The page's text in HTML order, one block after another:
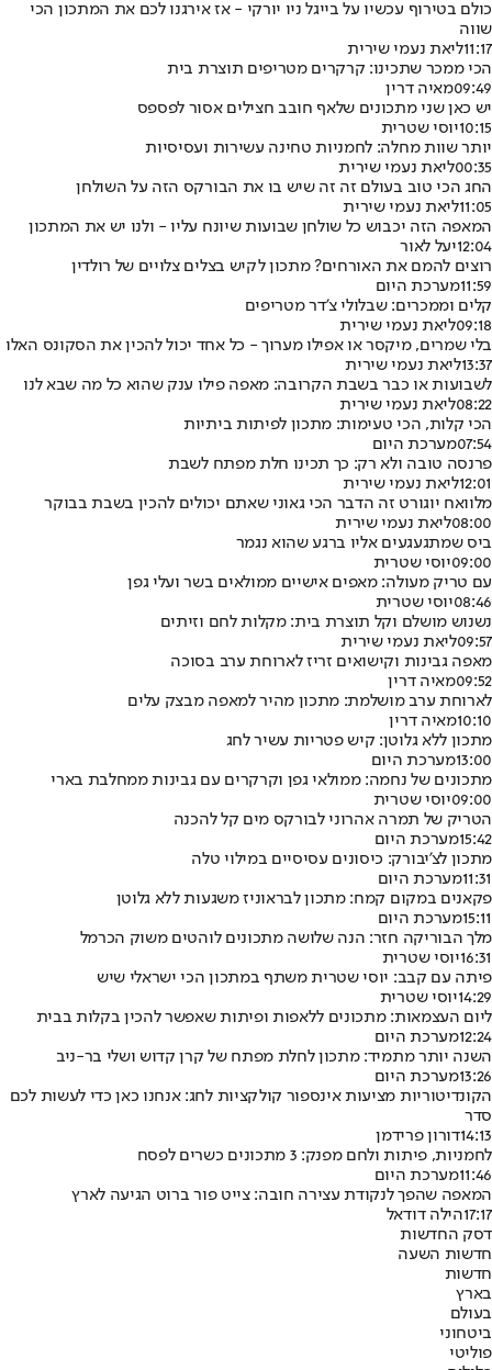
כולם בטירוף עכשיו על בייגל ניו יורקי - אז אירגנו לכם את המתכון הכי
שווה
11:17ליאת נעמי שירית
הכי ממכר שתכינו: קרקרים מטריפים תוצרת בית
09:49מאיה דרין
יש כאן שני מתכונים שלאף חובב חצילים אסור לפספס
10:15יוסי שטרית
יותר שוות מחלה: לחמניות טחינה עשירות ועסיסיות
00:35ליאת נעמי שירית
החג הכי טוב בעולם זה זה שיש בו את הבורקס הזה על השולחן
11:05ליאת נעמי שירית
המאפה הזה יכבוש כל שולחן שבועות שיונח עליו - ולנו יש את המתכון
12:04יעל לאור
רוצים להמם את האורחים? מתכון לקיש בצלים צלויים של רולדין
11:59מערכת היום
קלים וממכרים: שבלולי צ'דר מטריפים
09:18ליאת נעמי שירית
בלי שמרים, מיקסר או אפילו מערוך - כל אחד יכול להכין את הסקונס האלו
13:37ליאת נעמי שירית
לשבועות או כבר בשבת הקרובה: מאפה פילו ענק שהוא כל מה שבא לנו
08:22ליאת נעמי שירית
הכי קלות, הכי טעימות: מתכון לפיתות ביתיות
07:54מערכת היום
פרנסה טובה ולא רק: כך תכינו חלת מפתח לשבת
12:01ליאת נעמי שירית
מלוואח יוגורט זה הדבר הכי גאוני שאתם יכולים להכין בשבת בבוקר
08:00ליאת נעמי שירית
ביס שמתגעגעים אליו ברגע שהוא נגמר
09:00יוסי שטרית
עם טריק מעולה: מאפים אישיים ממולאים בשר ועלי גפן
08:46יוסי שטרית
נשנוש מושלם וקל תוצרת בית: מקלות לחם וזיתים
09:57ליאת נעמי שירית
מאפה גבינות וקישואים זריז לארוחת ערב בסוכה
09:52מאיה דרין
לארוחת ערב מושלמת: מתכון מהיר למאפה מבצק עלים
10:10מאיה דרין
מתכון ללא גלוטן: קיש פטריות עשיר לחג
13:00מערכת היום
מתכונים של נחמה: ממולאי גפן וקרקרים עם גבינות ממחלבת בארי
09:00יוסי שטרית
הטריק של תמרה אהרוני לבורקס מים קל להכנה
15:42מערכת היום
מתכון לצ'יבורק: כיסונים עסיסיים במילוי טלה
11:31מערכת היום
פקאנים במקום קמח: מתכון לבראוניז משגעות ללא גלוטן
15:11מערכת היום
מלך הבוריקה חזר: הנה שלושה מתכונים לוהטים משוק הכרמל
16:31יוסי שטרית
פיתה עם קבב: יוסי שטרית משתף במתכון הכי ישראלי שיש
14:29יוסי שטרית
ליום העצמאות: מתכונים ללאפות ופיתות שאפשר להכין בקלות בבית
12:24מערכת היום
השנה יותר מתמיד: מתכון לחלת מפתח של קרן קדוש ושלי בר-ניב
13:26מערכת היום
הקונדיטוריות מציעות אינספור קולקציות לחג: אנחנו כאן כדי לעשות לכם
סדר
14:13דורון פרידמן
לחמניות, פיתות ולחם מפנק: 3 מתכונים כשרים לפסח
11:46מערכת היום
המאפה שהפך לנקודת עצירה חובה: צייט פור ברוט הגיעה לארץ
17:17הילה דודאל
דסק החדשות
חדשות השעה
חדשות
בארץ
בעולם
ביטחוני
פוליטי